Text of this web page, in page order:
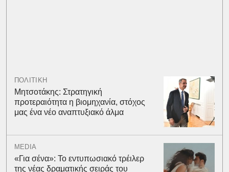
ΠΟΛΙΤΙΚΗ
Μητσοτάκης: Στρατηγική
προτεραιότητα η βιομηχανία, στόχος
μας ένα νέο αναπτυξιακό άλμα
MEDIA
«Για σένα»: Το εντυπωσιακό τρέιλερ
της νέας δραματικής σειράς του